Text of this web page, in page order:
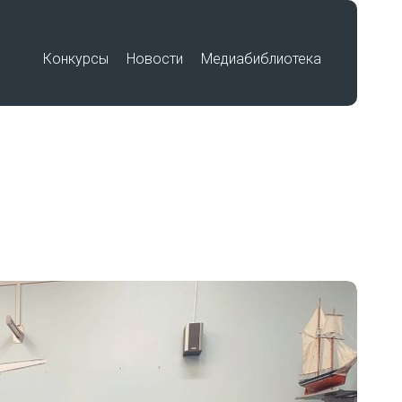
Конкурсы Новости Медиабиблиотека
Всероссийского конкурса на
датам и событиям региона в годы
Великой Отечественной войны
1941-1945 гг.